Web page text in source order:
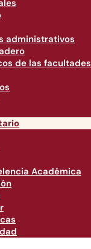
administrativos
de las facultades
Académica